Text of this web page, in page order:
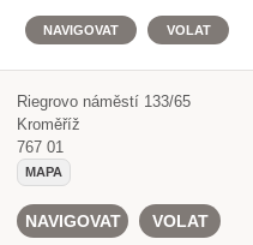
NAVIGOVAT VOLAT
Riegrovo náměstí 133/65
Kroměříž
767 01
MAPA
NAVIGOVAT VOLAT